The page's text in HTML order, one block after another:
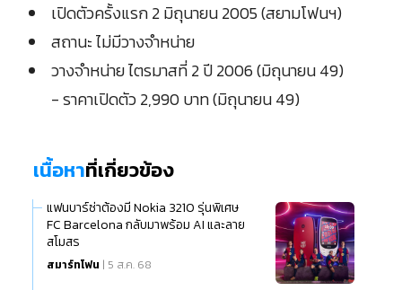
เปิดตัวครั้งแรก 2 มิถุนายน 2005 (สยามโฟนฯ)
สถานะ ไม่มีวางจำหน่าย
วางจำหน่าย ไตรมาสที่ 2 ปี 2006 (มิถุนายน 49)
- ราคาเปิดตัว 2,990 บาท (มิถุนายน 49)
เนื้อหาที่เกี่ยวข้อง
แฟนบาร์ซ่าต้องมี Nokia 3210 รุ่นพิเศษ
FC Barcelona กลับมาพร้อม AI และลาย
สโมสร
สมาร์ทโฟน | 5 ส.ค. 68